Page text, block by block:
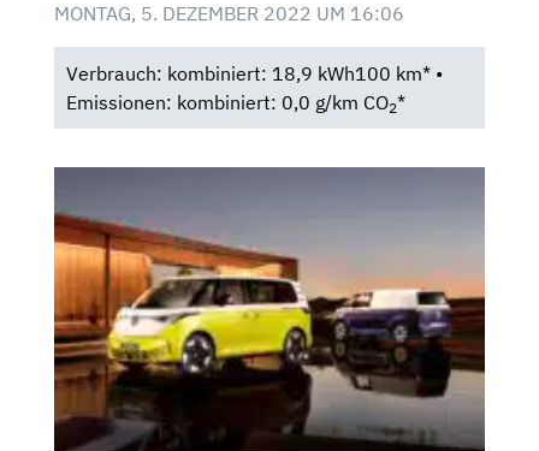
MONTAG, 5. DEZEMBER 2022 UM 16:06
Verbrauch: kombiniert: 18,9 kWh100 km* •
Emissionen: kombiniert: 0,0 g/km CO2*